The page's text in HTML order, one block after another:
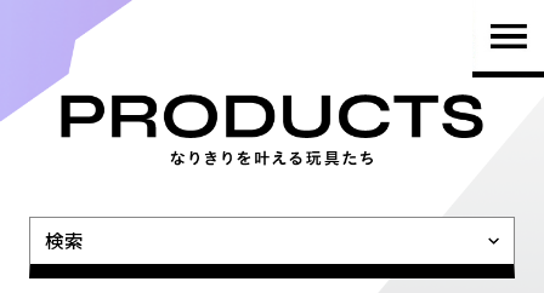
TOP
PRODUCTS
検索